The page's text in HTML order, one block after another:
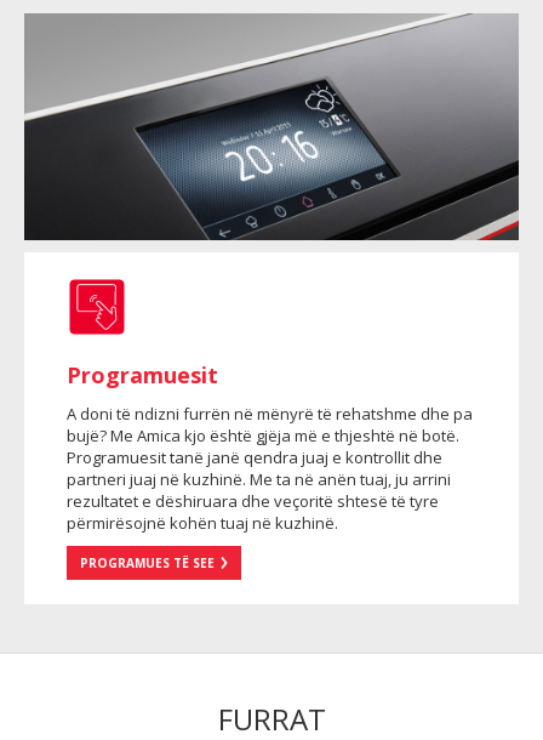
Programuesit
A doni të ndizni furrën në mënyrë të rehatshme dhe pa
bujë? Me Amica kjo është gjëja më e thjeshtë në botë.
Programuesit tanë janë qendra juaj e kontrollit dhe
partneri juaj në kuzhinë. Me ta në anën tuaj, ju arrini
rezultatet e dëshiruara dhe veçoritë shtesë të tyre
përmirësojnë kohën tuaj në kuzhinë.
PROGRAMUES TË SEE
FURRAT